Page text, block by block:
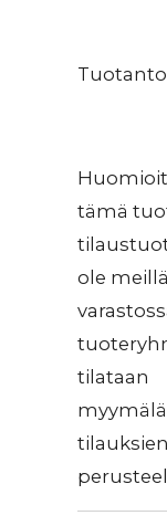
tämä
ole meillä
tilataan
tilauksien